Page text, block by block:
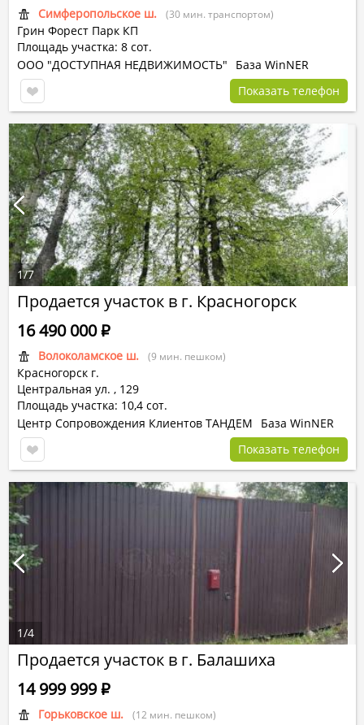
Симферопольское ш. (30 мин. транспортом)
Грин Форест Парк КП
Площадь участка: 8 сот.
ООО "ДОСТУПНАЯ НЕДВИЖИМОСТЬ"
База WinNER
Показать телефон
Продается участок в г. Красногорск
Волоколамское ш. (9 мин. пешком)
Красногорск г.
Центральная ул. , 129
Площадь участка: 10,4 сот.
16 490 000Р
Центр Сопровождения Клиентов ТАНДЕМ
База WinNER
Показать телефон
1/7
Продается участок в г. Балашиха
Горьковское ш. (12 мин. пешком)
14 999 999Р
1/4